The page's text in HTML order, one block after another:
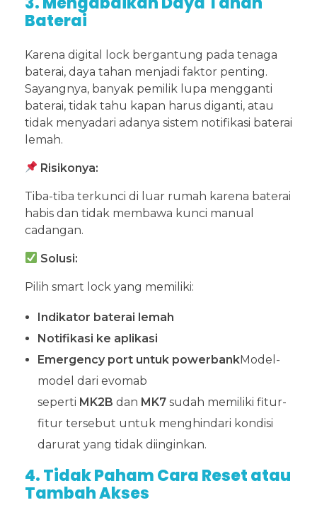
Baterai
Karena digital lock bergantung pada tenaga
baterai, daya tahan menjadi faktor penting.
Sayangnya, banyak pemilik lupa mengganti
baterai, tidak tahu kapan harus diganti, atau
tidak menyadari adanya sistem notifikasi baterai
lemah.
Risikonya:
Tiba-tiba terkunci di luar rumah karena baterai
habis dan tidak membawa kunci manual
cadangan.
Solusi:
Pilih smart lock yang memiliki:
Indikator baterai lemah
Notifikasi ke aplikasi
Emergency port untuk powerbankModel-
model dari evomab
seperti MK2B dan MK7sudah memiliki fitur-
fitur tersebut untuk menghindari kondisi
darurat yang tidak diinginkan.
4. Tidak Paham Cara Reset atau
Tambah Akses